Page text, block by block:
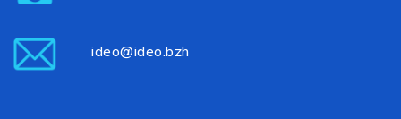
ideo@ideo.bzh